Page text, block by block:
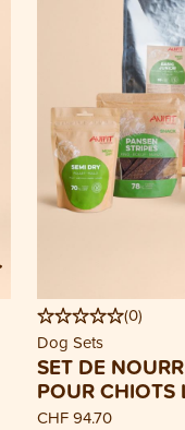
(0)
Dog Sets
SET DE
POUR CHIOTS
CHF 94.70